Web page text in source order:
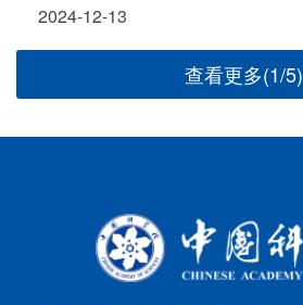
2024-12-13
查看更多(1/5)